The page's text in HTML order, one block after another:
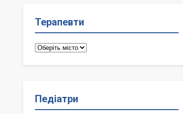
Терапевти
Терапевти
Педіатри